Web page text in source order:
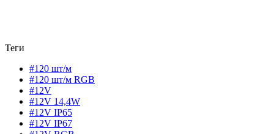
Теги
#120 шт/м
#120 шт/м RGB
#12V
#12V 14,4W
#12V IP65
#12V IP67